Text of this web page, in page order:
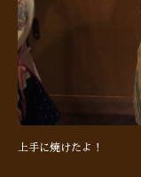
上手に焼けたよ！